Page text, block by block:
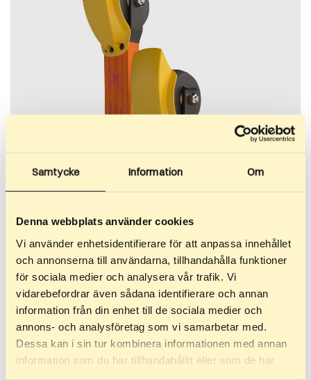
Samtycke Information Om
Denna webbplats använder cookies
Vi använder enhetsidentifierare för att anpassa innehållet
och annonserna till användarna, tillhandahålla funktioner
för sociala medier och analysera vår trafik. Vi
vidarebefordrar även sådana identifierare och annan
information från din enhet till de sociala medier och
annons- och analysföretag som vi samarbetar med.
Dessa kan i sin tur kombinera informationen med annan
information som du har tillhandahållit eller som de har